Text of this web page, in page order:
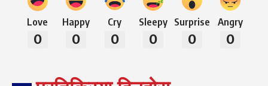
Love
0
Happy
0
Cry
0
Sleepy
0
Surprise
0
Angry
0